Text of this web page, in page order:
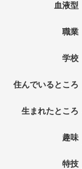
血液型
職業
学校
住んでいるところ
生まれたところ
趣味
特技